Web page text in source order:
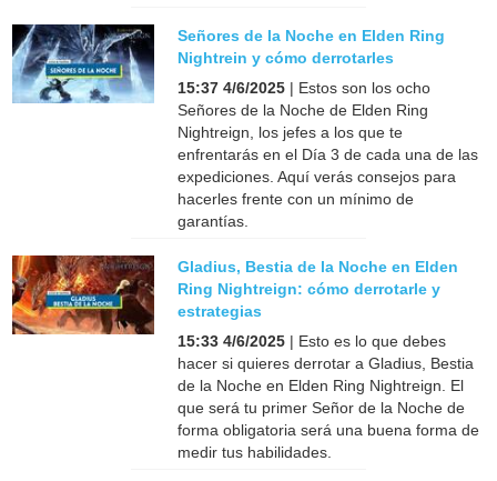
Señores de la Noche en Elden Ring
Nightrein y cómo derrotarles
15:37 4/6/2025 | Estos son los ocho
Señores de la Noche de Elden Ring
Nightreign, los jefes a los que te
enfrentarás en el Día 3 de cada una de las
expediciones. Aquí verás consejos para
hacerles frente con un mínimo de
garantías.
Gladius, Bestia de la Noche en Elden
Ring Nightreign: cómo derrotarle y
estrategias
15:33 4/6/2025 | Esto es lo que debes
hacer si quieres derrotar a Gladius, Bestia
de la Noche en Elden Ring Nightreign. El
que será tu primer Señor de la Noche de
forma obligatoria será una buena forma de
medir tus habilidades.